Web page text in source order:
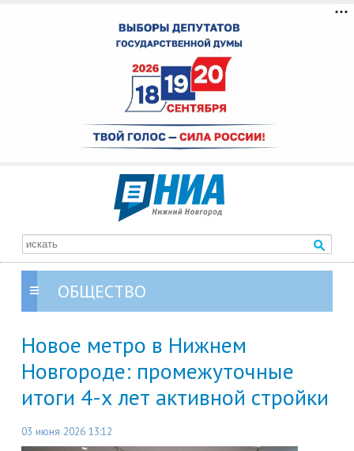
ОБЩЕСТВО
Новое метро в Нижнем
Новгороде: промежуточные
итоги 4-х лет активной стройки
03 июня 2026 13:12